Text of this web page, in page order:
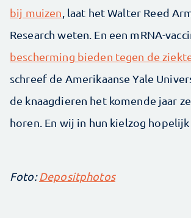
bij muizen, laat het Walter Reed
Research weten. En een mRNA-
bescherming bieden tegen de
schreef de Amerikaanse Yale
de knaagdieren het komende jaar
horen. En wij in hun kielzog
Foto:Depositphotos